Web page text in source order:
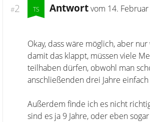
#2 Antwortvom 14.
Okay, dass wäre möglich, aber
damit das klappt, müssen viele
teilhaben dürfen, obwohl man
anschließenden drei Jahre
Außerdem finde ich es nicht
sind es ja 9 Jahre, oder eben